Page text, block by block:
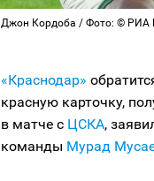
Джон Кордоба / Фото: © РИА
«Краснодар»
красную карточку,
в матче с ЦСКА,
команды Мурад